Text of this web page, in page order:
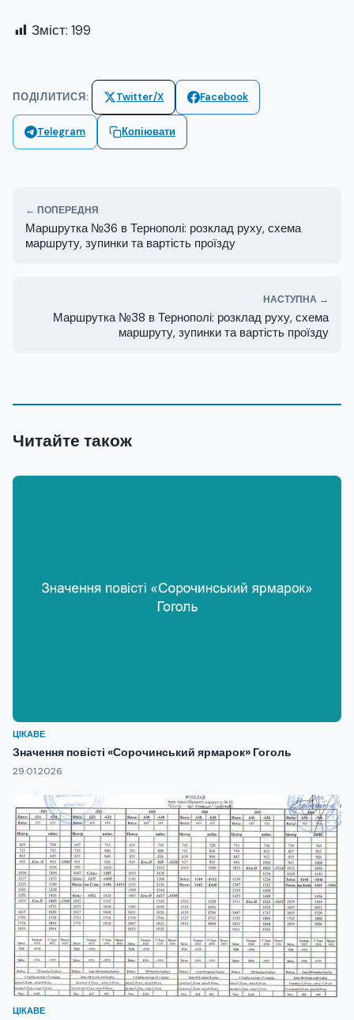
Зміст: 199
ПОДІЛИТИСЯ: Twitter/X Facebook
Telegram Копіювати
← ПОПЕРЕДНЯ
Маршрутка №36 в Тернополі: розклад руху, схема
маршруту, зупинки та вартість проїзду
НАСТУПНА →
Маршрутка №38 в Тернополі: розклад руху, схема
маршруту, зупинки та вартість проїзду
Читайте також
ЦІКАВЕ
Значення повісті «Сорочинський ярмарок» Гоголь
29.01.2026
ЦІКАВЕ